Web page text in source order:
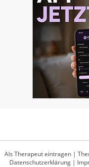
Als Therapeut eintragen |
Datenschutzerklärung|